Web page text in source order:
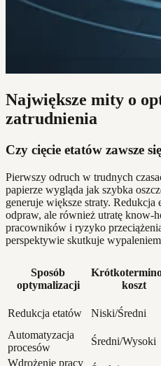
Największe mity o
zatrudnienia
Czy cięcie etatów zawsze
Pierwszy odruch w trudnych
papierze wygląda jak szybka
generuje większe straty.
odpraw, ale również utratę know-
pracowników i ryzyko
perspektywie skutkuje
Sposób
optymalizacji
koszt
Redukcja etatów
Niski/Średni
Automatyzacja
procesów
Średni/Wysoki
Wdrożenie pracy